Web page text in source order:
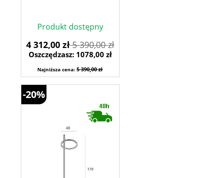
Produkt dostępny
4 312,00 zł5 390,00 zł
Oszczędzasz: 1078,00 zł
Najniższa cena:5 390,00 zł
-20%